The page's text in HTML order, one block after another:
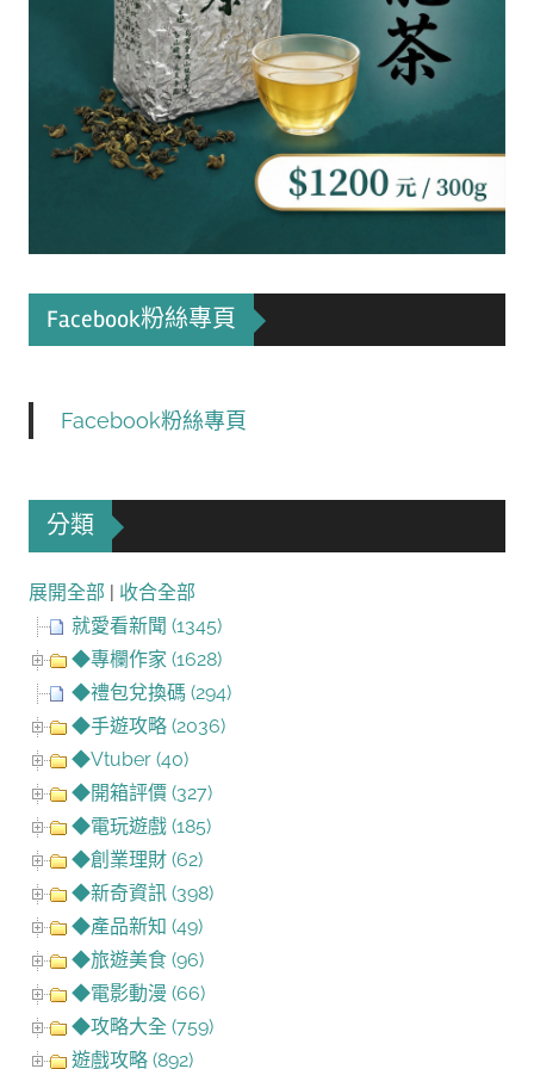
Facebook粉絲專頁
Facebook粉絲專頁
分類
展開全部
收合全部
就愛看新聞 (1345)
◆專欄作家 (1628)
◆禮包兌換碼 (294)
◆手遊攻略 (2036)
◆Vtuber (40)
◆開箱評價 (327)
◆電玩遊戲 (185)
◆創業理財 (62)
◆新奇資訊 (398)
◆產品新知 (49)
◆旅遊美食 (96)
◆電影動漫 (66)
◆攻略大全 (759)
遊戲攻略 (892)